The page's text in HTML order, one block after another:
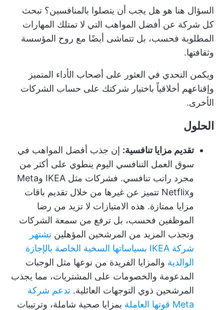
السؤال هنا هو هل يجب أن يتصلوا بالمنافسين؟ تبحث
كل شركة عن أفضل المواهب التي لا تمتلك المهارات
المطلوبة فحسب، بل تتماشى أيضًا مع روح المؤسسة
وثقافتها.
ويكمن التحدي في العثور على أصحاب الأداء المتميز
وإقناعهم أخلاقياً باختيار شركتك على حساب الشركات
الأخرى.
الحلول
تقديم مزايا تنافسية: إن جذب أفضل المواهب في
سوق العمل التنافسي اليوم ينطوي على أكثر من
مجرد راتب تنافسي. فشركات مثل IKEA وMeta
وNetflix تتميز عن غيرها من خلال تقديم باقات
مزايا ممتازة. هذه الامتيازات لا تزيد من رضا
الموظفين فحسب، بل ترفع من سمعة الشركات
وتجذب المزيد من المرشحين المؤهلين تشتهر
شركة IKEA بسياساتها السخية الخاصة بالإجازة
الوالدية والمزايا الفريدة من نوعها مثل الوجبات
المدعومة والخصومات على المشتريات، مما يجذب
المرشحين ذوي التوجهات العائلية. تدعم شركة
Meta قوتها العاملة
بمزايا صحية شاملة، وترتيبات